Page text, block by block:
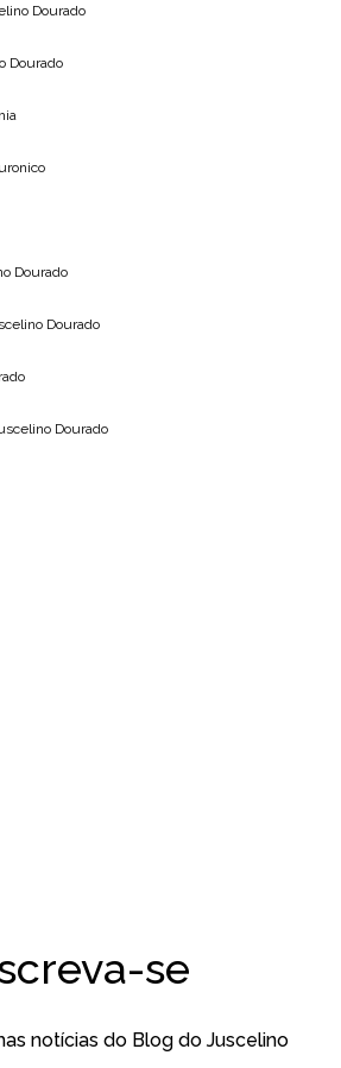
Dourado
Dourado
Dourado
Dourado
Dourado
se
notícias do Blog do Juscelino